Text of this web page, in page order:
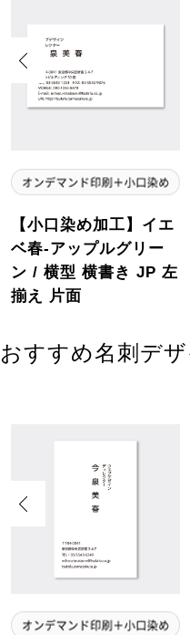
【小口染め加工】イエ
ベ春-アップルグリー
ン / 横型 横書き JP 左
揃え 片面
Previous
おすすめ名刺デ
Previous